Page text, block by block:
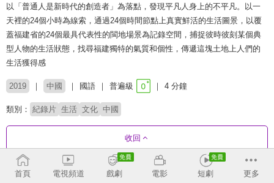
以「普通人是新時代的創造者」為落點，發現平凡人身上的不平凡。以一
天裡的24個小時為線索，通過24個時間節點上真實鮮活的生活圖景，以覆
蓋福建省的24個最具代表性的閩地場景為記錄空間，捕捉彼時彼刻某個典
型人物的生活狀態，找尋福建獨特的氣質和個性，傳遞這塊土地上人們的
生活獲得感
2019 中國 國語 普遍級 4 分鐘
類別： 紀錄片 生活 文化 中國
收回
劇集列表 正序
首頁 電視頻道 戲劇 電影 短劇 更多